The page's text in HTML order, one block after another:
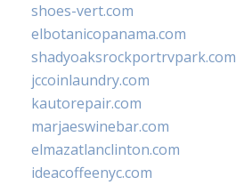
shoes-vert.com
elbotanicopanama.com
shadyoaksrockportrvpark.com
jccoinlaundry.com
kautorepair.com
marjaeswinebar.com
elmazatlanclinton.com
ideacoffeenyc.com